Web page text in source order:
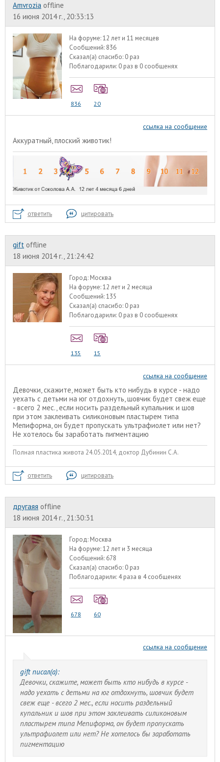
Amvrozia offline
16 июня 2014 г., 20:33:13
На форуме:12 лет и 11 месяцев
Сообщений: 836
Сказал(а) спасибо: 0 раз
Поблагодарили: 0 раз в 0 сообщенях
836 20
ссылка на сообщение
Аккуратный, плоский животик!
ответить цитировать
gift offline
18 июня 2014 г., 21:24:42
Город: Москва
На форуме:12 лет и 2 месяца
Сообщений:135
Сказал(а) спасибо: 0 раз
Поблагодарили: 0 раз в 0 сообщенях
135 15
ссылка на сообщение
Девочки, скажите, может быть кто нибудь в курсе - надо
уехать с детьми на юг отдохнуть, шовчик будет свеж еще
- всего 2 мес., если носить раздельный купальник и шов
при этом заклеивать силиконовым пластырем типа
Мепиформа, он будет пропускать ультрафиолет или нет?
Не хотелось бы заработать пигментацию
Полная пластика живота 24.05.2014, доктор Дубинин С.А.
ответить цитировать
другаяя offline
18 июня 2014 г., 21:30:31
Город: Москва
На форуме:12 лет и 3 месяца
Сообщений: 678
Сказал(а) спасибо: 0 раз
Поблагодарили: 4 раза в 4 сообщенях
678 60
ссылка на сообщение
gift писал(а):
Девочки, скажите, может быть кто нибудь в курсе -
надо уехать с детьми на юг отдохнуть, шовчик будет
свеж еще - всего 2 мес., если носить раздельный
купальник и шов при этом заклеивать силиконовым
пластырем типа Мепиформа, он будет пропускать
ультрафиолет или нет? Не хотелось бы заработать
пигментацию